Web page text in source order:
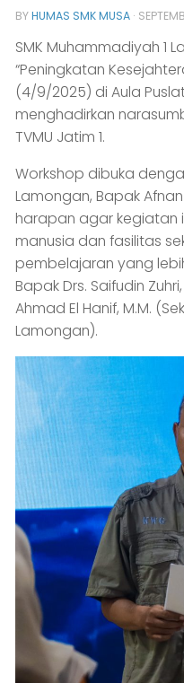
BYHUMAS SMK MUSA ·
SMK Muhammadiyah 1
“Peningkatan
(4/9/2025) di Aula
menghadirkan
TVMU Jatim 1.
Workshop dibuka
Lamongan, Bapak
harapan agar kegiatan
manusia dan fasilitas
pembelajaran yang
Bapak Drs. Saifudin
Ahmad El Hanif, M.M.
Lamongan).